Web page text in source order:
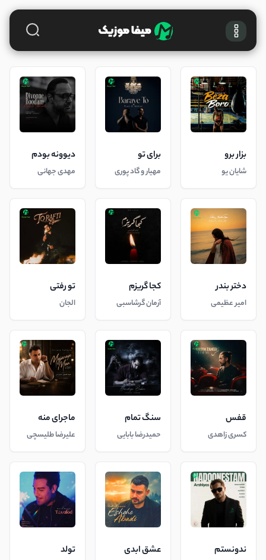
بزار برو
شایان یو
برای تو
مهیار و گاد پوری
دیوونه بودم
مهدی جهانی
دختر بندر
امیر عظیمی
کجا گریزم
آرمان گرشاسبی
تو رفتی
الجان
قفس
کسری زاهدی
سنگ تمام
حمیدرضا بابایی
ماجرای منه
علیرضا طلیسچی
ندونستم عشق ابدی تولد